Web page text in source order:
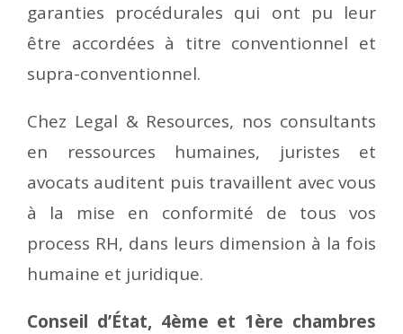
garanties procédurales qui ont pu leur
être accordées à titre conventionnel et
supra-conventionnel.
Chez Legal & Resources, nos consultants
en ressources humaines, juristes et
avocats auditent puis travaillent avec vous
à la mise en conformité de tous vos
process RH, dans leurs dimension à la fois
humaine et juridique.
Conseil d’État, 4ème et 1ère chambres